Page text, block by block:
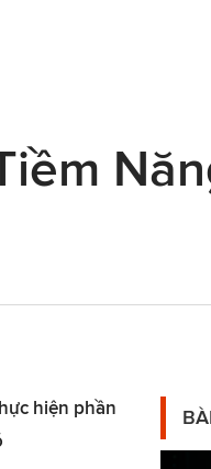
hiện phần